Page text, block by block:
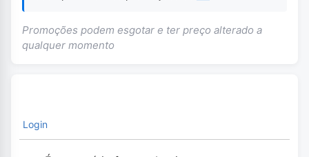
Promoções podem esgotar e ter preço alterado a
qualquer momento
Login